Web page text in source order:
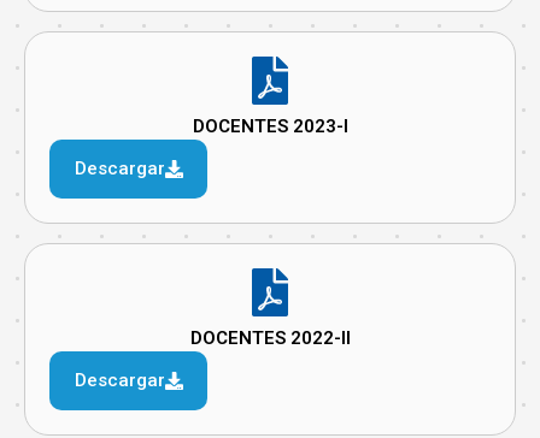
DOCENTES 2023-I
Descargar
DOCENTES 2022-II
Descargar